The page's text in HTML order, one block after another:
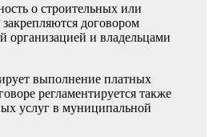
о строительных или
договором
организацией и владельцами
выполнение платных
регламентируется также
услуг в муниципальной